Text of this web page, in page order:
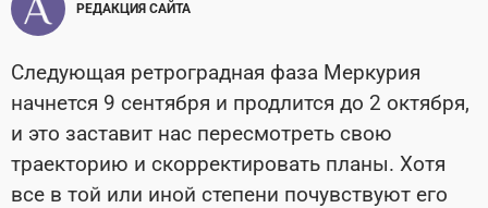
РЕДАКЦИЯ САЙТА
Следующая ретроградная фаза Меркурия
начнется 9 сентября и продлится до 2 октября,
и это заставит нас пересмотреть свою
траекторию и скорректировать планы. Хотя
все в той или иной степени почувствуют его